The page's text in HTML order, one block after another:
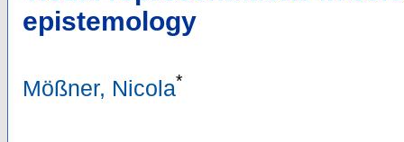
epistemology
Mößner, Nicola*